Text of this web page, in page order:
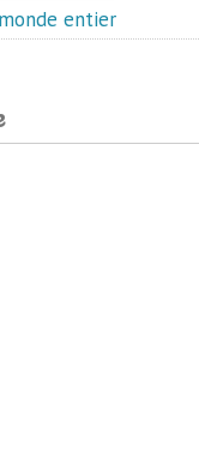
entier